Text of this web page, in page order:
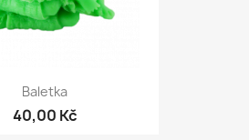
Baletka
40,00 Kč